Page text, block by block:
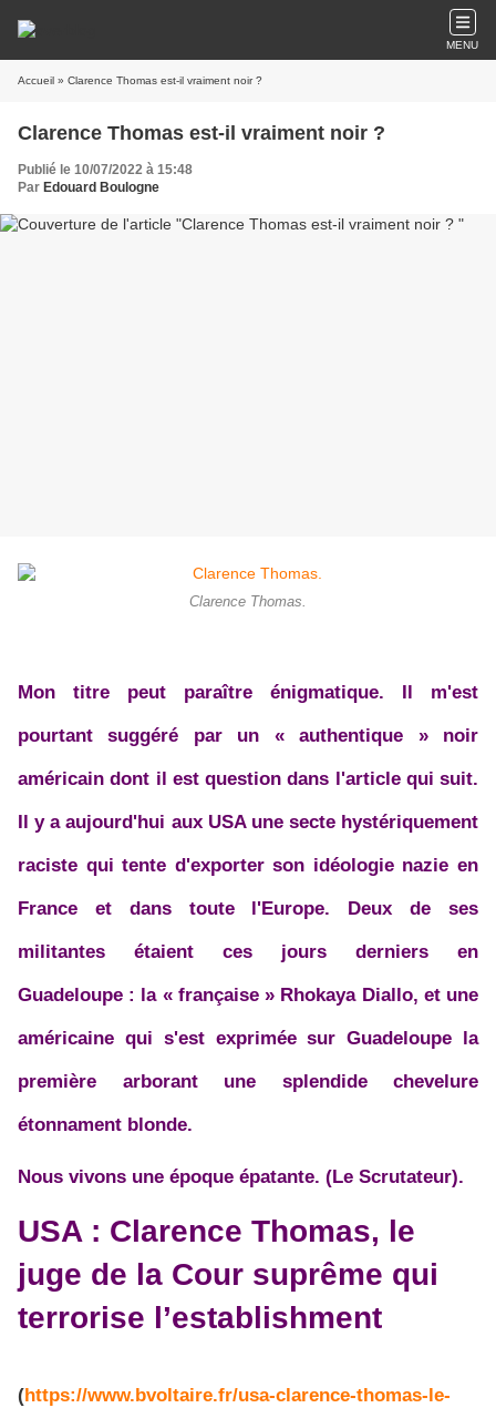
MENU
Accueil » Clarence Thomas est-il vraiment noir ?
Clarence Thomas est-il vraiment noir ?
Publié le 10/07/2022 à 15:48
Par Edouard Boulogne
Clarence Thomas.
Mon titre peut paraître énigmatique. Il m'est
pourtant suggéré par un « authentique » noir
américain dont il est question dans l'article qui suit.
Il y a aujourd'hui aux USA une secte hystériquement
raciste qui tente d'exporter son idéologie nazie en
France et dans toute l'Europe. Deux de ses
militantes étaient ces jours derniers en
Guadeloupe : la « française » Rhokaya Diallo, et une
américaine qui s'est exprimée sur Guadeloupe la
première arborant une splendide chevelure
étonnament blonde.
Nous vivons une époque épatante. (Le Scrutateur).
USA : Clarence Thomas, le
juge de la Cour suprême qui
terrorise l’establishment
(https://www.bvoltaire.fr/usa-clarence-thomas-le-